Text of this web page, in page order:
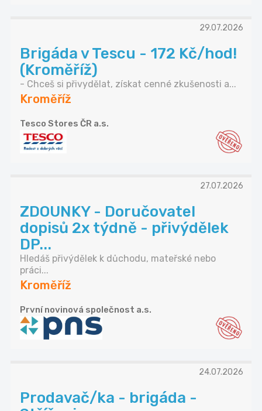
29.07.2026
Brigáda v Tescu - 172 Kč/hod!
(Kroměříž)
- Chceš si přivydělat, získat cenné zkušenosti a...
Kroměříž
Tesco Stores ČR a.s.
27.07.2026
ZDOUNKY - Doručovatel
dopisů 2x týdně - přivýdělek
DP...
Hledáš přivýdělek k důchodu, mateřské nebo
práci...
Kroměříž
První novinová společnost a.s.
24.07.2026
Prodavač/ka - brigáda -